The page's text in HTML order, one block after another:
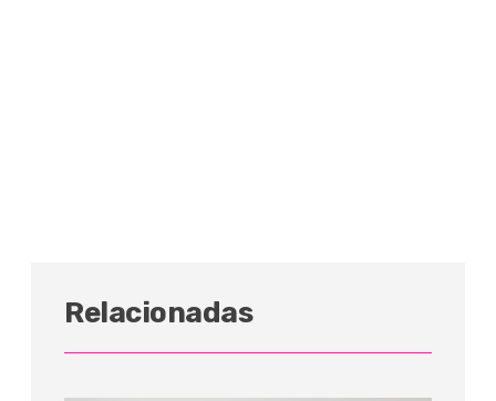
Relacionadas